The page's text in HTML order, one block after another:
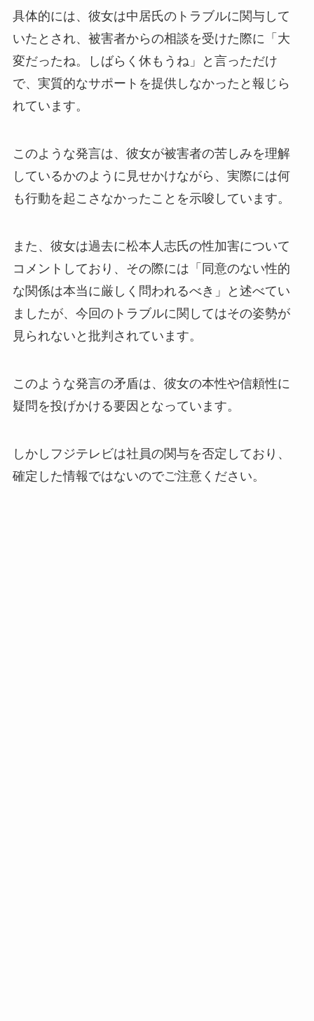
具体的には、彼女は中居氏のトラブルに関与して
いたとされ、被害者からの相談を受けた際に「大
変だったね。しばらく休もうね」と言っただけ
で、実質的なサポートを提供しなかったと報じら
れています。
このような発言は、彼女が被害者の苦しみを理解
しているかのように見せかけながら、実際には何
も行動を起こさなかったことを示唆しています。
また、彼女は過去に松本人志氏の性加害について
コメントしており、その際には「同意のない性的
な関係は本当に厳しく問われるべき」と述べてい
ましたが、今回のトラブルに関してはその姿勢が
見られないと批判されています。
このような発言の矛盾は、彼女の本性や信頼性に
疑問を投げかける要因となっています。
しかしフジテレビは社員の関与を否定しており、
確定した情報ではないのでご注意ください。